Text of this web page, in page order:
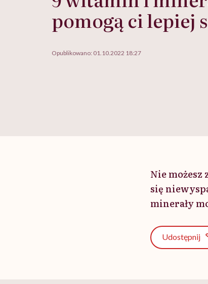
pomogą ci lepiej
Opublikowano: 01.10.2022 18:27
Nie możesz
się
minerały
Udostępnij